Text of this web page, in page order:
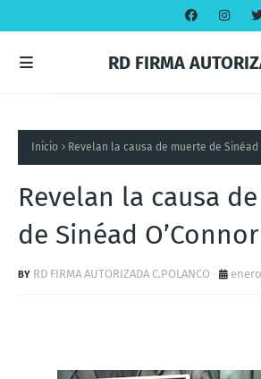
RD FIRMA
Inicio Revelan la causa de muerte de Sinéad
Revelan la causa
de Sinéad O’Connor
RD FIRMA AUTORIZADA C.POLANCO